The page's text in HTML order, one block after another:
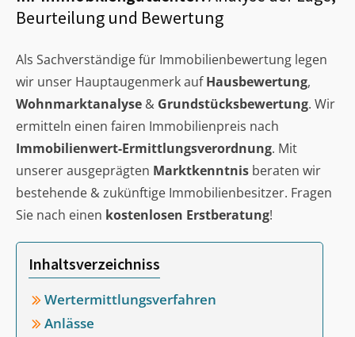
Beurteilung und Bewertung
Als Sachverständige für Immobilienbewertung legen
wir unser Hauptaugenmerk aufHausbewertung,
Wohnmarktanalyse & Grundstücksbewertung. Wir
ermitteln einen fairen Immobilienpreis nach
Immobilienwert-Ermittlungsverordnung. Mit
unserer ausgeprägten Marktkenntnis beraten wir
bestehende & zukünftige Immobilienbesitzer. Fragen
Sie nach einen kostenlosen Erstberatung!
Inhaltsverzeichniss
Wertermittlungsverfahren
Anlässe